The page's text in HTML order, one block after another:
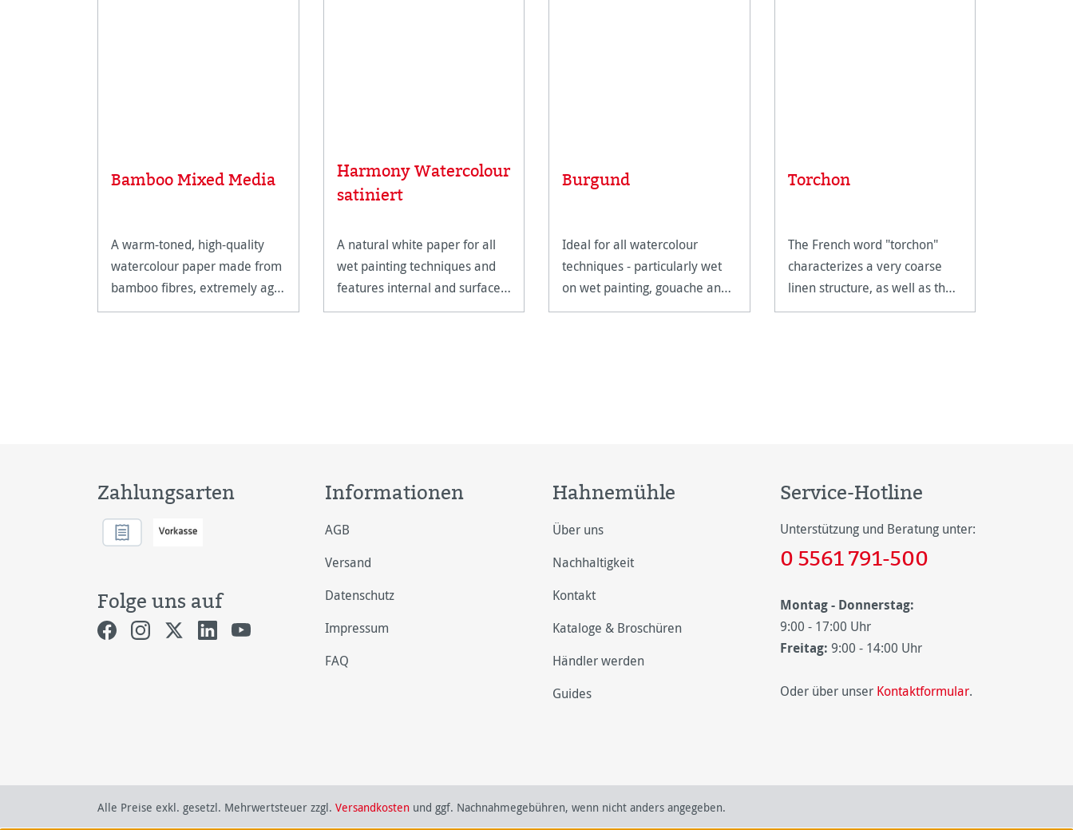
Bamboo Mixed Media
A warm-toned, high-quality
watercolour paper made from
bamboo fibres, extremely age
resistant and acid free.
Harmony Watercolour
satiniert
A natural white paper for all
wet painting techniques and
features internal and surface
sizing.
Burgund
Ideal for all watercolour
techniques - particularly wet
on wet painting, gouache and
tempera.
Torchon
The French word "torchon"
characterizes a very coarse
linen structure, as well as the
surface of this paper.
Zahlungsarten
Folge uns auf
Informationen
AGB
Versand
Datenschutz
Impressum
FAQ
Hahnemühle
Über uns
Nachhaltigkeit
Kontakt
Kataloge & Broschüren
Händler werden
Guides
Service-Hotline
Unterstützung und Beratung unter:
0 5561 791-500
Montag - Donnerstag:
9:00 - 17:00 Uhr
Freitag: 9:00 - 14:00 Uhr
Oder über unser Kontaktformular.
Alle Preise exkl. gesetzl. Mehrwertsteuer zzgl. Versandkosten und ggf. Nachnahmegebühren, wenn nicht anders angegeben.